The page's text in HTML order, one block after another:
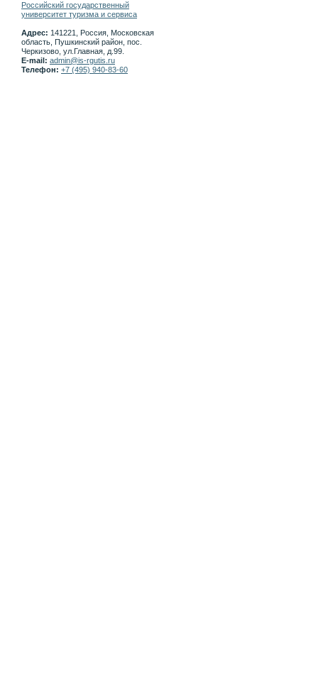
Российский государственный
университет туризма и сервиса
Адрес: 141221, Россия, Московская
область, Пушкинский район, пос.
Черкизово, ул.Главная, д.99.
E-mail: admin@is-rgutis.ru
Телефон: +7 (495) 940-83-60